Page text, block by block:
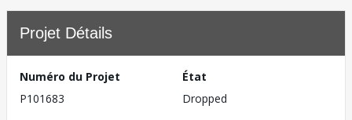
Projet Détails
Numéro du Projet
P101683
État
Dropped